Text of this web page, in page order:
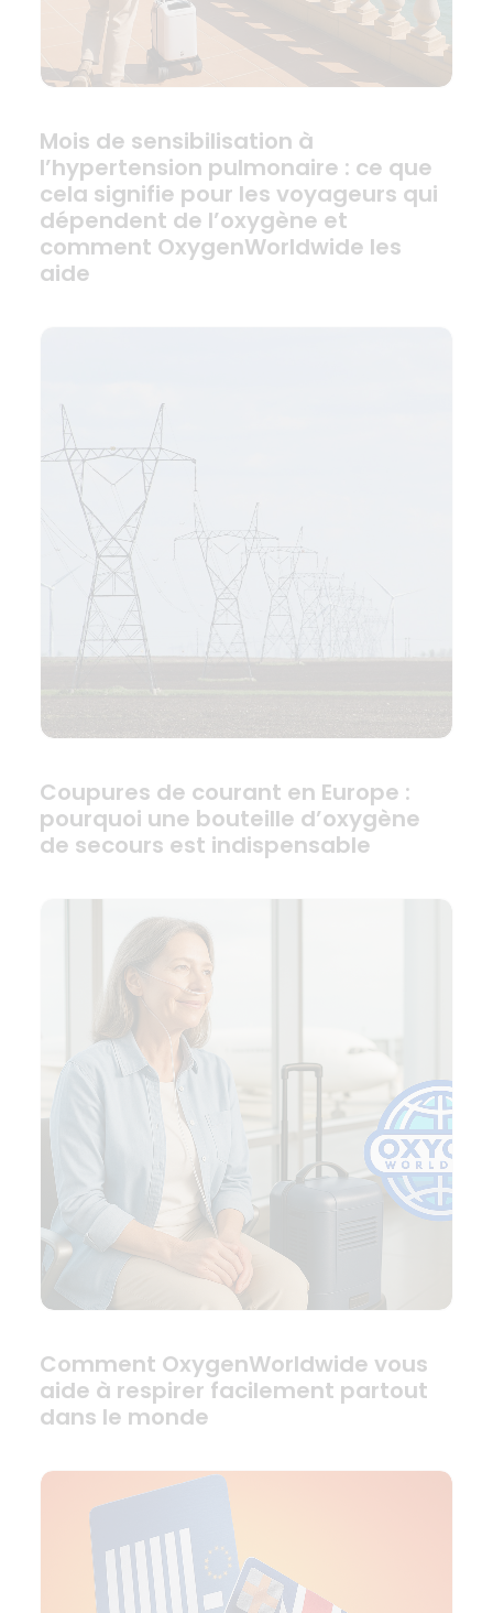
Mois de sensibilisation à
l’hypertension pulmonaire : ce que
cela signifie pour les voyageurs qui
dépendent de l’oxygène et
comment OxygenWorldwide les
aide
Coupures de courant en Europe :
pourquoi une bouteille d’oxygène
de secours est indispensable
Comment OxygenWorldwide vous
aide à respirer facilement partout
dans le monde